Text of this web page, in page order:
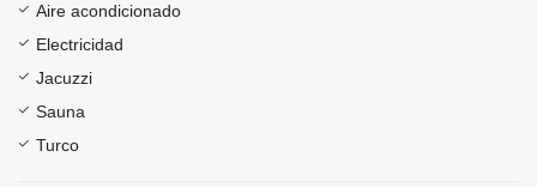
Aire acondicionado
Electricidad
Jacuzzi
Sauna
Turco